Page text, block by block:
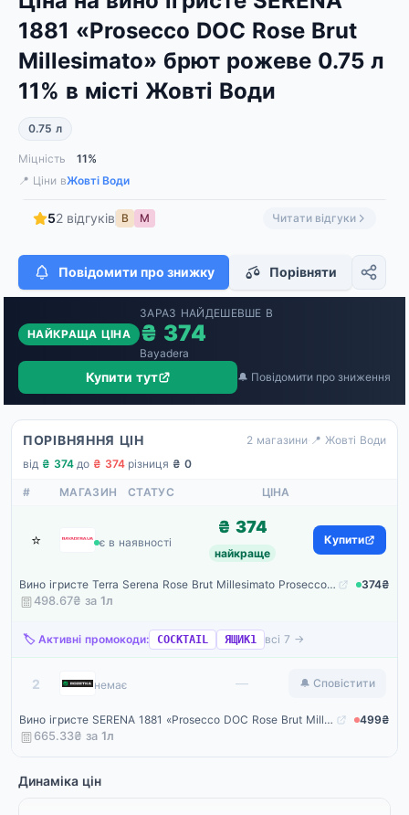
1881 «Prosecco DOC Rose Brut
Millesimato» брют рожеве 0.75 л
11% в місті Жовті Води
0.75 л
Міцність
11%
📍 Ціни вЖовті Води
52 відгуків В М Читати відгуки
Повідомити про знижку Порівняти
НАЙКРАЩА ЦІНА
ЗАРАЗ НАЙДЕШЕВШЕ В
₴ 374
Bayadera
Купити тут 🔔 Повідомити про зниження
ПОРІВНЯННЯ ЦІН 2 магазини· 📍 Жовті Води
від ₴ 374·до ₴ 374·різниця ₴ 0
# МАГАЗИН СТАТУС ЦІНА
⭐ Bayadera
є в наявності
₴ 374
найкраще
Купити
Вино ігристе Terra Serena Rose Brut Millesimato Prosecco DOC 0.75л
374₴
498.67₴ за 1л
🏷️ Активні промокоди: COCKTAIL ЯЩИК1 всі 7 →
2 Rozetka
немає — 🔔 Сповістити
Вино ігристе SERENA 1881 «Prosecco DOC Rose Brut Millesimato» брют рожеве 0.75 л 11% (8010719015136)
499₴
665.33₴ за 1л
Динаміка цін